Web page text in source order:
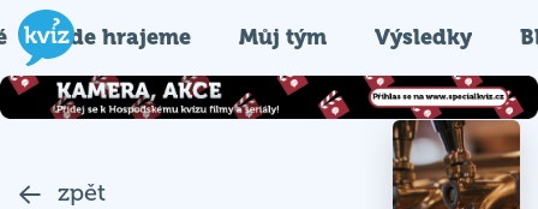
Kde hrajeme Můj tým Výsledky
zpět